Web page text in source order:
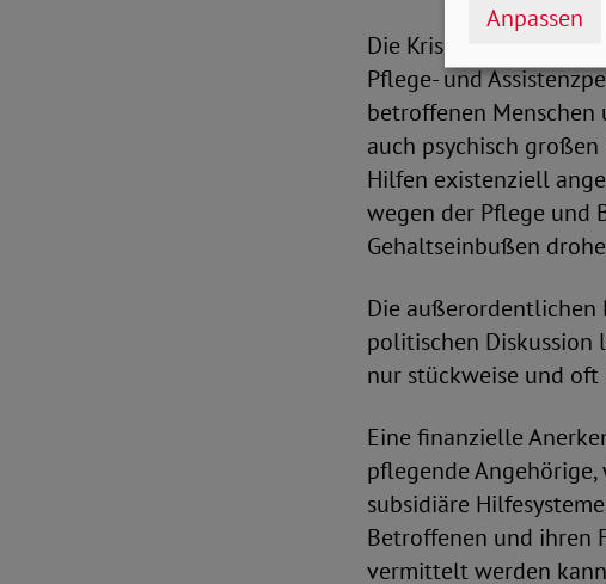
Die Krise machte
Pflege- und
betroffenen Menschen
auch psychisch
Hilfen existenziell
wegen der Pflege und
Gehaltseinbußen
Die außerordentlichen
politischen
nur stückweise und oft
Eine finanzielle
pflegende
subsidiäre
Betroffenen und ihren
vermittelt werden
Anpassen